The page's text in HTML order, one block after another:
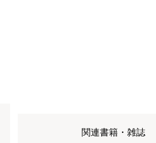
関連書籍・雑誌